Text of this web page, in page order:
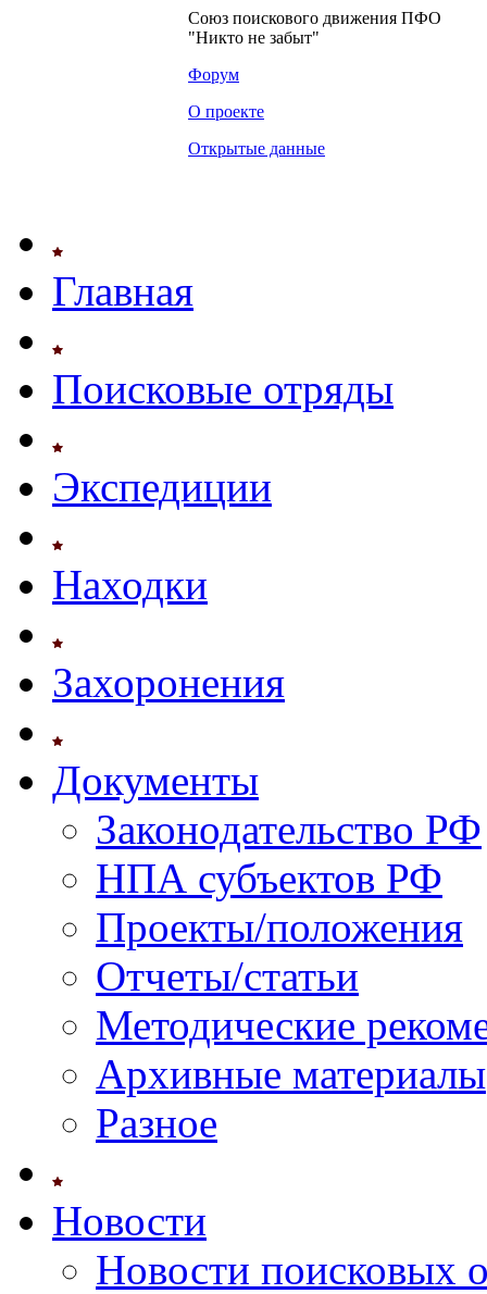
Союз поискового движения ПФО
"Никто не забыт"
Форум
О проекте
Открытые данные
Главная
Поисковые отряды
Экспедиции
Находки
Захоронения
Документы
Законодательство РФ
НПА субъектов РФ
Проекты/положения
Отчеты/статьи
Методические
Архивные материалы
Разное
Новости
Новости поисковых